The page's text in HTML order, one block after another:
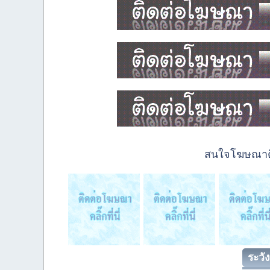
สนใจโฆษณาติ
ระวั